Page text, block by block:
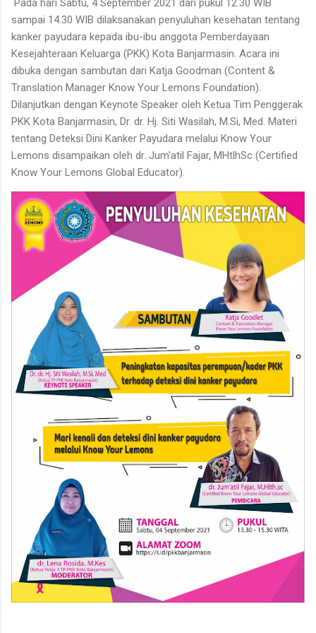
Pada hari Sabtu, 4 September 2021 dari pukul 12.30 WIB
sampai 14.30 WIB dilaksanakan penyuluhan kesehatan tentang
kanker payudara kepada ibu-ibu anggota Pemberdayaan
Kesejahteraan Keluarga (PKK) Kota Banjarmasin. Acara ini
dibuka dengan sambutan dari Katja Goodman (Content &
Translation Manager Know Your Lemons Foundation).
Dilanjutkan dengan Keynote Speaker oleh Ketua Tim Penggerak
PKK Kota Banjarmasin, Dr. dr. Hj. Siti Wasilah, M.Si, Med. Materi
tentang Deteksi Dini Kanker Payudara melalui Know Your
Lemons disampaikan oleh dr. Jum'atil Fajar, MHtlhSc (Certified
Know Your Lemons Global Educator).